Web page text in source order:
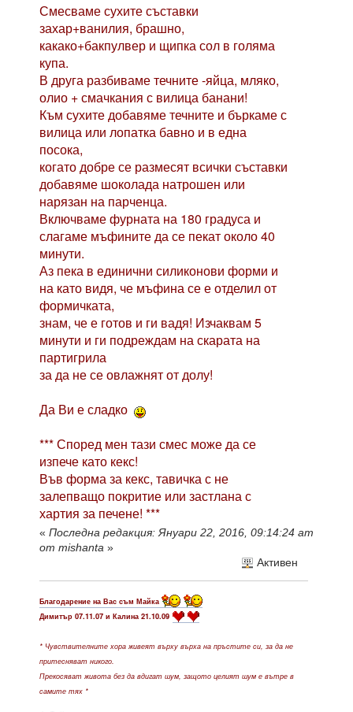
Смесваме сухите съставки
захар+ванилия, брашно,
какако+бакпулвер и щипка сол в голяма
купа.
В друга разбиваме течните -яйца, мляко,
олио + смачкания с вилица банани!
Към сухите добавяме течните и бъркаме с
вилица или лопатка бавно и в една
посока,
когато добре се размесят всички съставки
добавяме шоколада натрошен или
нарязан на парченца.
Включваме фурната на 180 градуса и
слагаме мъфините да се пекат около 40
минути.
Аз пека в единични силиконови форми и
на като видя, че мъфина се е отделил от
формичката,
знам, че е готов и ги вадя! Изчаквам 5
минути и ги подреждам на скарата на
партигрила
за да не се овлажнят от долу!
Да Ви е сладко
*** Според мен тази смес може да се
изпече като кекс!
Във форма за кекс, тавичка с не
залепващо покритие или застлана с
хартия за печене! ***
« Последна редакция: Януари 22, 2016, 09:14:24 am
от mishanta »
Активен
Благодарение на Вас съм Майка
Димитър 07.11.07 и Калина 21.10.09
* Чувствителните хора живеят върху върха на пръстите си, за да не
притесняват никого.
Прекосяват живота без да вдигат шум, защото целият шум е вътре в
самите тях *